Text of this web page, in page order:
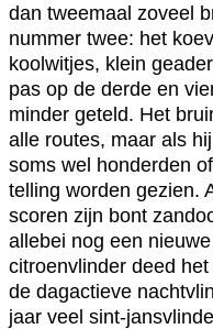
dan tweemaal zoveel
nummer twee: het
koolwitjes, klein
pas op de derde en
minder geteld. Het
alle routes, maar als
soms wel honderden
telling worden gezien.
scoren zijn bont
allebei nog een
citroenvlinder deed
de dagactieve
jaar veel sint-